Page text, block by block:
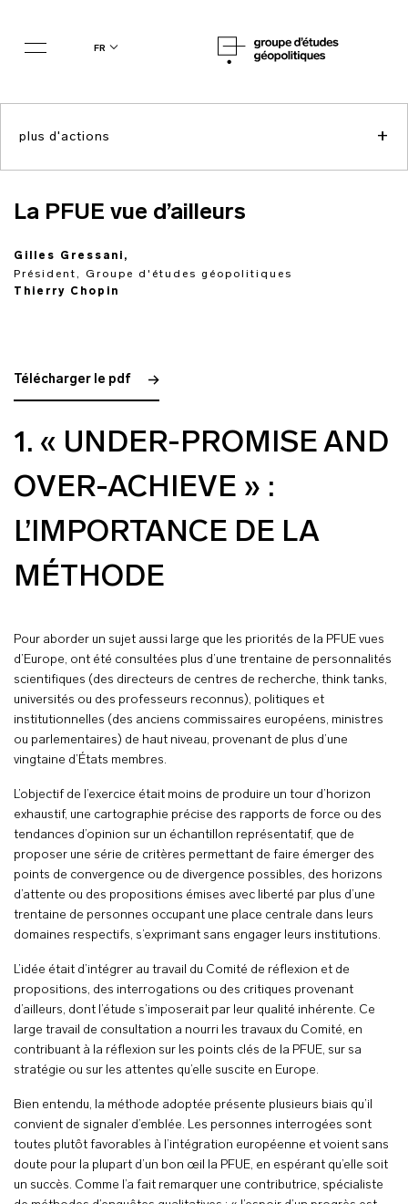
fr
La PFUE vue d’ailleurs
Gilles Gressani,
Président, Groupe d'études géopolitiques
Thierry Chopin
Télécharger le pdf
1. « UNDER-PROMISE AND
OVER-ACHIEVE » :
L’IMPORTANCE DE LA
MÉTHODE
Pour aborder un sujet aussi large que les priorités de la PFUE vues
d’Europe, ont été consultées plus d’une trentaine de personnalités
scientifiques (des directeurs de centres de recherche, think tanks,
universités ou des professeurs reconnus), politiques et
institutionnelles (des anciens commissaires européens, ministres
ou parlementaires) de haut niveau, provenant de plus d’une
vingtaine d’États membres.
L’objectif de l’exercice était moins de produire un tour d’horizon
exhaustif, une cartographie précise des rapports de force ou des
tendances d’opinion sur un échantillon représentatif, que de
proposer une série de critères permettant de faire émerger des
points de convergence ou de divergence possibles, des horizons
d’attente ou des propositions émises avec liberté par plus d’une
trentaine de personnes occupant une place centrale dans leurs
domaines respectifs, s’exprimant sans engager leurs institutions.
L’idée était d’intégrer au travail du Comité de réflexion et de
propositions, des interrogations ou des critiques provenant
d’ailleurs, dont l’étude s’imposerait par leur qualité inhérente. Ce
large travail de consultation a nourri les travaux du Comité, en
contribuant à la réflexion sur les points clés de la PFUE, sur sa
stratégie ou sur les attentes qu’elle suscite en Europe.
Bien entendu, la méthode adoptée présente plusieurs biais qu’il
convient de signaler d’emblée. Les personnes interrogées sont
toutes plutôt favorables à l’intégration européenne et voient sans
doute pour la plupart d’un bon œil la PFUE, en espérant qu’elle soit
un succès. Comme l’a fait remarquer une contributrice, spécialiste
plus d'actions +